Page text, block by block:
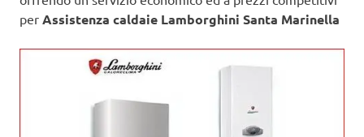
per Assistenza caldaie Lamborghini Santa Marinella